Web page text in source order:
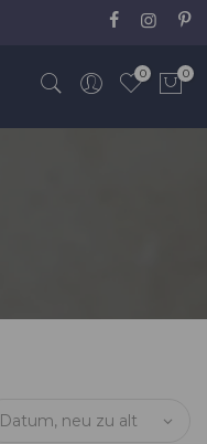
0 0
Datum, neu zu alt